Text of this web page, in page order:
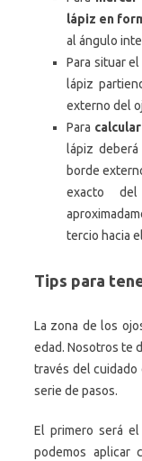
lápiz en
al ángulo
Para situar el
lápiz
externo del
Para
lápiz
borde
exacto
tercio hacia
Tips para
La zona de los
edad. Nosotros te
través del cuidado
serie de pasos.
El primero será
podemos aplicar